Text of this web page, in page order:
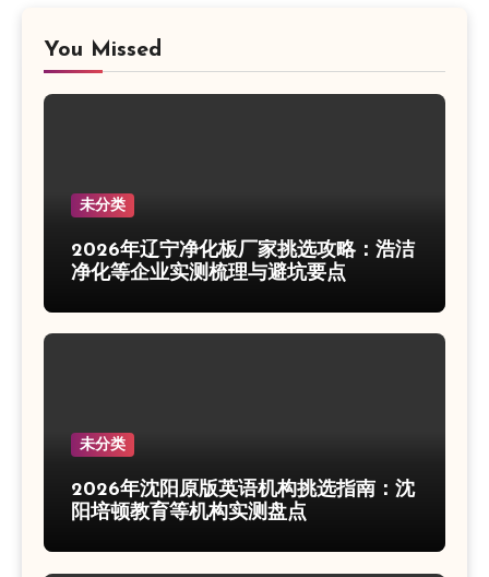
You Missed
未分类
2026年辽宁净化板厂家挑选攻略：浩洁
净化等企业实测梳理与避坑要点
未分类
2026年沈阳原版英语机构挑选指南：沈
阳培顿教育等机构实测盘点